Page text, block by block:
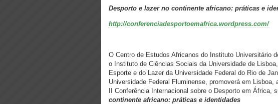
Desporto e lazer no continente africano: práticas e
http://conferenciadesportoemafrica.wordpress.com/
O Centro de Estudos Africanos do Instituto Universitário
o Instituto de Ciências Sociais da Universidade de
Esporte e do Lazer da Universidade Federal do Rio de
Universidade Federal Fluminense, promoverá em Lisboa,
II Conferência Internacional sobre o Desporto em África,
continente africano: práticas e identidades